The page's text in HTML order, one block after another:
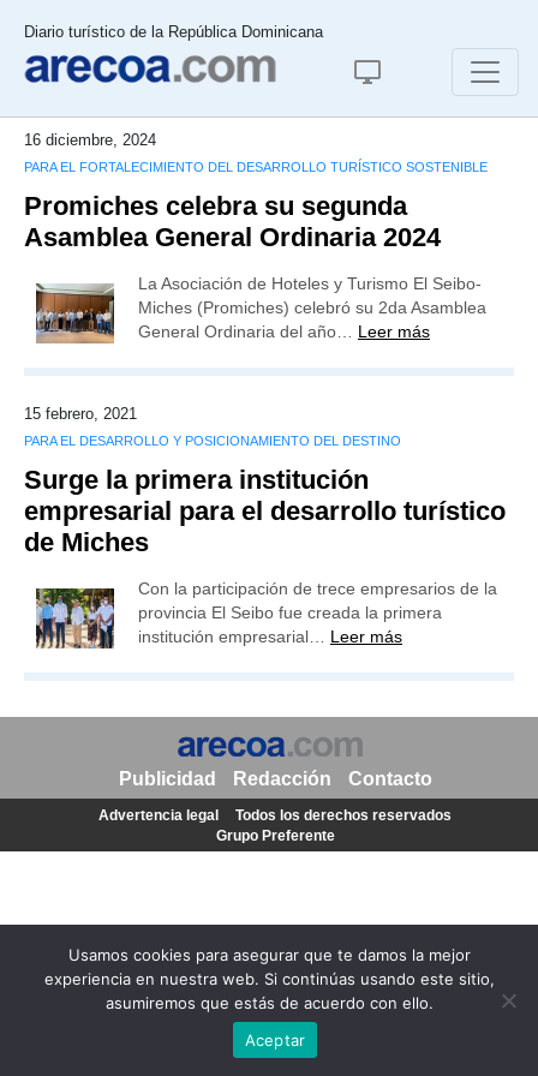
Diario turístico de la República Dominicana
16 diciembre, 2024
PARA EL FORTALECIMIENTO DEL DESARROLLO TURÍSTICO SOSTENIBLE
Promiches celebra su segunda
Asamblea General Ordinaria 2024
La Asociación de Hoteles y Turismo El Seibo-
Miches (Promiches) celebró su 2da Asamblea
General Ordinaria del año… Leer más
15 febrero, 2021
PARA EL DESARROLLO Y POSICIONAMIENTO DEL DESTINO
Surge la primera institución
empresarial para el desarrollo turístico
de Miches
Con la participación de trece empresarios de la
provincia El Seibo fue creada la primera
institución empresarial… Leer más
Usamos cookies para asegurar que te damos la mejor
experiencia en nuestra web. Si continúas usando este sitio,
asumiremos que estás de acuerdo con ello.
Aceptar
Publicidad Redacción Contacto
Advertencia legal
Todos los derechos reservados
Grupo Preferente